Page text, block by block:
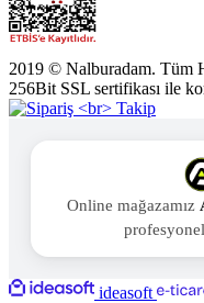
2019 © Nalburadam. Tüm
256Bit SSL sertifikası ile
Online mağazamız
ideasoft